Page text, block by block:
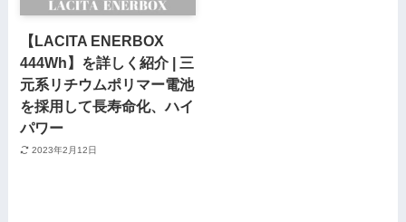
【LACITA ENERBOX
444Wh】を詳しく紹介 | 三
元系リチウムポリマー電池
を採用して長寿命化、ハイ
パワー
2023年2月12日